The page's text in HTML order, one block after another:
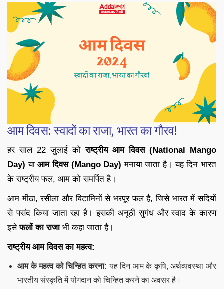
आम दिवस: स्वादों का राजा, भारत का गौरव!
हर साल 22 जुलाई कोराष्ट्रीय आम दिवस (National Mango
Day) याआम दिवस (Mango Day) मनाया जाता है। यह दिन भारत
के राष्ट्रीय फल, आम को समर्पित है।
आम मीठा, रसीला और विटामिनों से भरपूर फल है, जिसे भारत में सदियों
से पसंद किया जाता रहा है। इसकी अनूठी सुगंध और स्वाद के कारण
इसेफलों का राजाभी कहा जाता है।
राष्ट्रीय आम दिवस का महत्व:
आम के महत्व को चिन्हित करना: यह दिन आम के कृषि, अर्थव्यवस्था और
भारतीय संस्कृति में योगदान को चिन्हित करने का अवसर है।